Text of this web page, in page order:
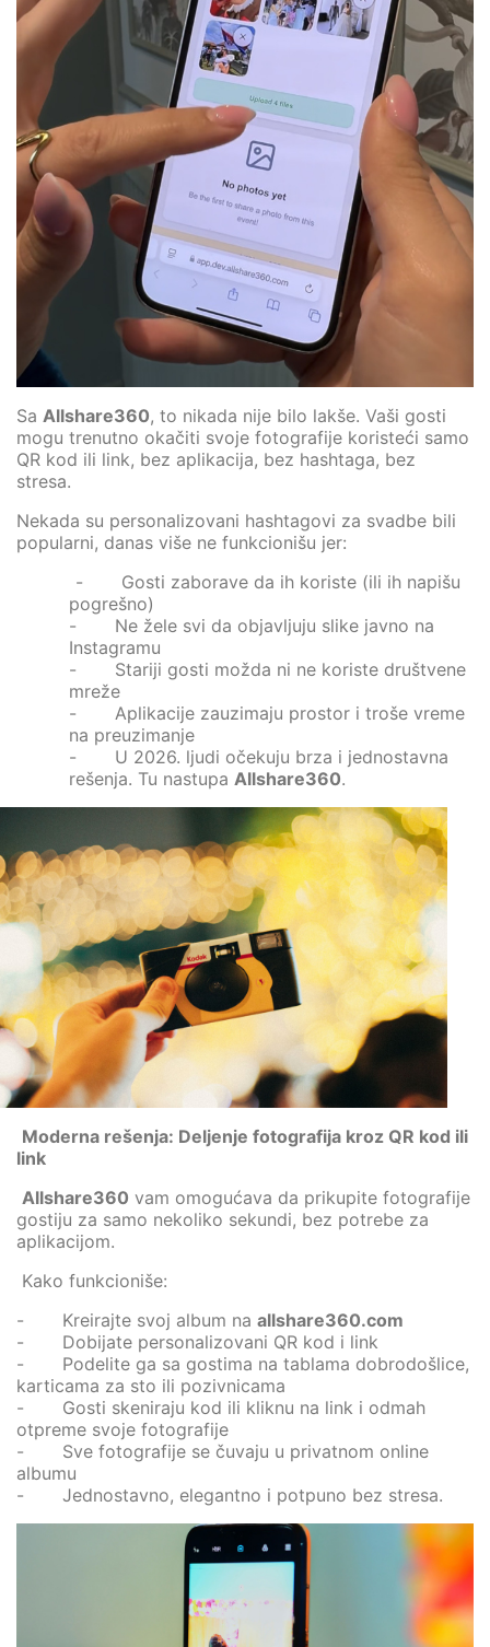
Sa Allshare360, to nikada nije bilo lakše. Vaši gosti
mogu trenutno okačiti svoje fotografije koristeći samo
QR kod ili link, bez aplikacija, bez hashtaga, bez
stresa.
Nekada su personalizovani hashtagovi za svadbe bili
popularni, danas više ne funkcionišu jer:
- Gosti zaborave da ih koriste (ili ih napišu
pogrešno)
- Ne žele svi da objavljuju slike javno na
Instagramu
- Stariji gosti možda ni ne koriste društvene
mreže
- Aplikacije zauzimaju prostor i troše vreme
na preuzimanje
- U 2026. ljudi očekuju brza i jednostavna
rešenja. Tu nastupa Allshare360.
Moderna rešenja: Deljenje fotografija kroz QR kod ili
link
Allshare360 vam omogućava da prikupite fotografije
gostiju za samo nekoliko sekundi, bez potrebe za
aplikacijom.
Kako funkcioniše:
- Kreirajte svoj album na allshare360.com
- Dobijate personalizovani QR kod i link
- Podelite ga sa gostima na tablama dobrodošlice,
karticama za sto ili pozivnicama
- Gosti skeniraju kod ili kliknu na link i odmah
otpreme svoje fotografije
- Sve fotografije se čuvaju u privatnom online
albumu
- Jednostavno, elegantno i potpuno bez stresa.